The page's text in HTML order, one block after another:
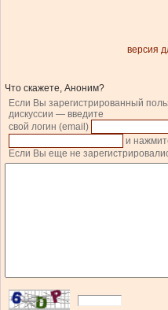
версия
Что скажете, Аноним?
Если Вы зарегистрированный
дискуссии — введите
свой логин (email)
и
Если Вы еще не